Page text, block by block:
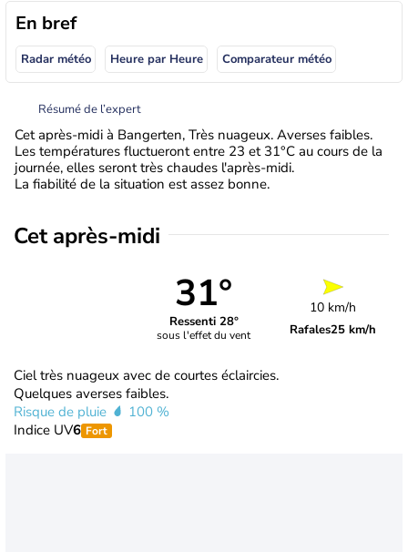
En bref
Radar météo Heure par Heure Comparateur météo
Résumé de l’expert
Cet après-midi à Bangerten, Très nuageux. Averses faibles.
Les températures fluctueront entre 23 et 31°C au cours de la
journée, elles seront très chaudes l'après-midi.
La fiabilité de la situation est assez bonne.
Cet après-midi
31°
Ressenti 28°
sous l'effet du vent
10 km/h
Rafales25 km/h
Ciel très nuageux avec de courtes éclaircies.
Quelques averses faibles.
Risque de pluie
100 %
Indice UV6 Fort